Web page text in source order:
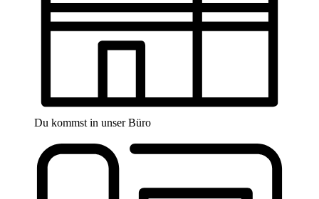
Du kommst in unser Büro